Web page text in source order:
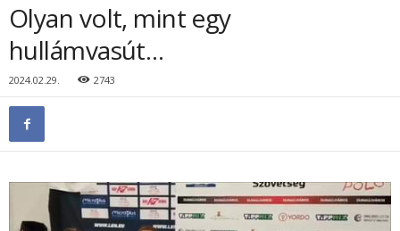
Olyan volt, mint egy
hullámvasút…
2024.02.29. 2743